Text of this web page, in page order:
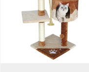
felinos
cantidad